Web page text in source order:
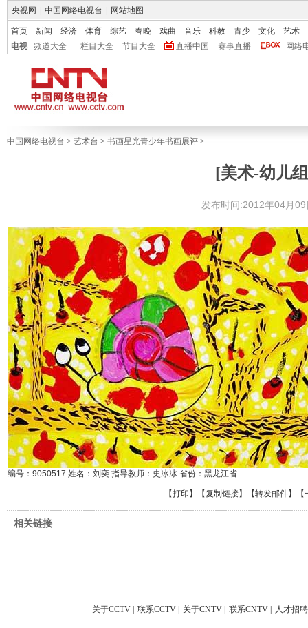
央视网 中国网络电视台 网站地图
首页 新闻 经济 体育 综艺 春晚 戏曲 音乐 科教 青少 文化
艺术
电视
频道大全 栏目大全 节目大全 直播中国 赛事直播 网络
中国网络电视台 > 艺术台 > 书画星光青少年书画展评 >
[美术-幼儿
发布时间:2012年04月
编号：9050517 姓名：刘奕 指导教师：史冰冰 省份：黑龙江省
【打印 】【复制链接】【转发邮件】
相关链接
关于CCTV 联系CCTV 关于CNTV 联系CNTV 人才招聘